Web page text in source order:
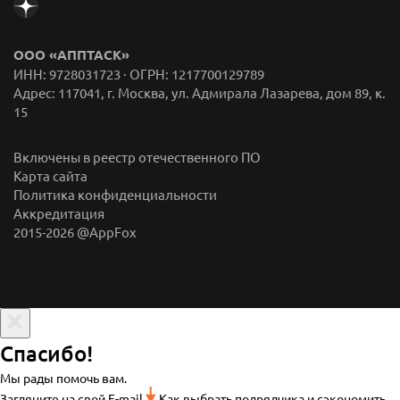
ООО «АППТАСК»
ИНН: 9728031723 · ОГРН: 1217700129789
Адрес: 117041, г. Москва, ул. Адмирала Лазарева, дом 89, к.
15
2015-2026 @AppFox
Аккредитация
Политика конфиденциальности
Карта сайта
Включены в реестр отечественного ПО
Спасибо!
Мы рады помочь вам.